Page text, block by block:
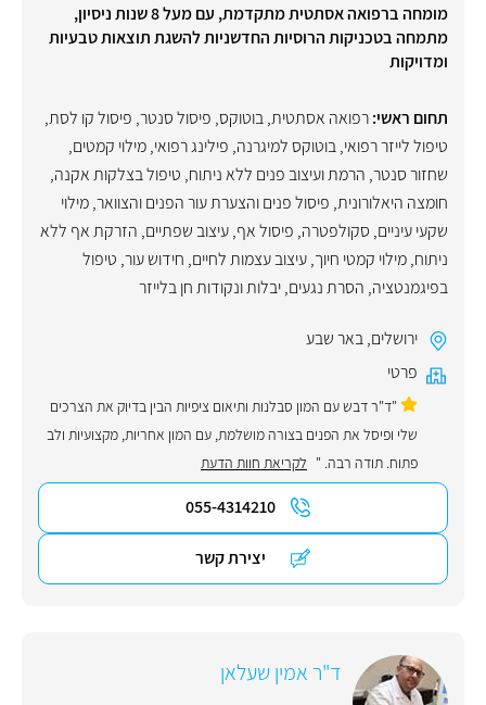
מומחה ברפואה אסתטית מתקדמת, עם מעל 8 שנות ניסיון,
מתמחה בטכניקות הרוסיות החדשניות להשגת תוצאות טבעיות
ומדויקות
תחום ראשי:רפואה אסתטית,בוטוקס, פיסול סנטר, פיסול קו לסת,
טיפול לייזר רפואי,בוטוקס למיגרנה, פילינג רפואי,מילוי קמטים,
שחזור סנטר, הרמת ועיצוב פנים ללא ניתוח, טיפול בצלקות אקנה,
חומצה היאלורונית, פיסול פנים והצערת עור הפנים והצוואר,מילוי
שקעי עיניים, סקולפטרה, פיסול אף,עיצוב שפתיים, הזרקת אף ללא
ניתוח,מילוי קמטי חיוך,עיצוב עצמות לחיים, חידוש עור, טיפול
בפיגמנטציה, הסרת נגעים, יבלות ונקודות חן בלייזר
ירושלים,באר שבע
פרטי
"ד"ר דבש עם המון סבלנות ותיאום ציפיות הבין בדיוק את הצרכים
שלי ופיסל את הפנים בצורה מושלמת, עם המון אחריות, מקצועיות ולב
פתוח. תודה רבה. " לקריאת חוות הדעת
055-4314210
יצירת קשר
ד"ר אמין שעלאן